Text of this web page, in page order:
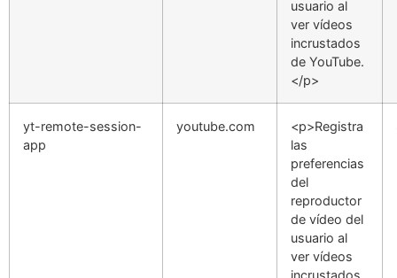
usuario al
ver vídeos
incrustados
de YouTube.
</p>
yt-remote-session-
app
youtube.com
<p>Registra
las
preferencias
del
reproductor
de vídeo del
usuario al
ver vídeos